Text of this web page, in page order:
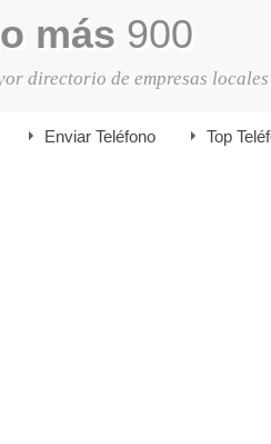
más 900
directorio de empresas locales
Enviar Teléfono Top